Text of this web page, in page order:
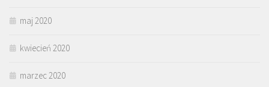
maj 2020
kwiecień 2020
marzec 2020